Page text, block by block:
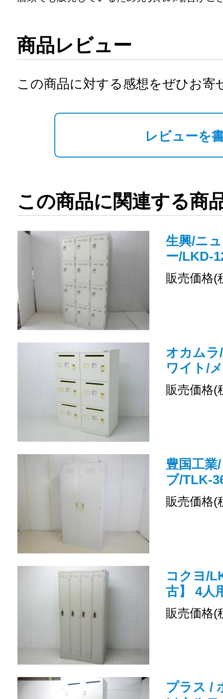
商品レビュー
この商品に対する感想をぜひお寄
レビューを
この商品に関連する商
生興/ニ
ー/LKD-
販売価格(
オカム
ワイト/
販売価格(
豊国工業
ブ/TLK-
販売価格(
コクヨ/
古】 4人
販売価格(
プラス /